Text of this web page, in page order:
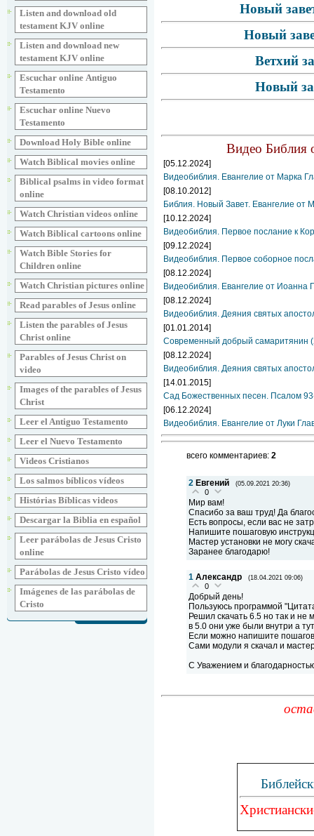
Listen and download old
testament KJV online
Listen and download new
testament KJV online
Escuchar online Аntiguo
Testamento
Escuchar online Nuevo
Testamento
Download Holy Bible online
Watch Biblical movies online
Biblical psalms in video format
online
Watch Christian videos online
Watch Biblical cartoons online
Watch Bible Stories for
Children online
Watch Christian pictures online
Read parables of Jesus online
Listen the parables of Jesus
Christ online
Parables of Jesus Christ on
video
Images of the parables of Jesus
Christ
Leer el Antiguo Testamento
Leer el Nuevo Testamento
Videos Cristianos
Los salmos bíblicos vídeos
Histórias Bíblicas videos
Descargar la Biblia en español
Leer parábolas de Jesus Cristo
online
Parábolas de Jesus Cristo vídeo
Imágenes de las parábolas de
Cristo
Новый
Новый
Ветхий
Новый
Видео Библия
[05.12.2024]
Видеобиблия. Евангелие от Марка
[08.10.2012]
Библия. Новый Завет. Евангелие от
[10.12.2024]
Видеобиблия. Первое послание к
[09.12.2024]
Видеобиблия. Первое соборное
[08.12.2024]
Видеобиблия. Евангелие от Иоанна
[08.12.2024]
Видеобиблия. Деяния святых
[01.01.2014]
Современный добрый самаритянин
[08.12.2024]
Видеобиблия. Деяния святых
[14.01.2015]
Сад Божественных песен. Псалом
[06.12.2024]
Видеобиблия. Евангелие от Луки
всего комментариев: 2
2 Евгений (05.09.2021 20:36)
0
Мир вам!
Спасибо за ваш труд! Да
Есть вопросы, если вас не
Напишите пошаговую
Мастер установки не могу
Заранее благодарю!
1 Александр (18.04.2021 09:06)
0
Добрый день!
Пользуюсь программой
Решил скачать 6.5 но так и не
в 5.0 они уже были внутри а
Если можно напишите
Сами модули я скачал и
С Уважением и